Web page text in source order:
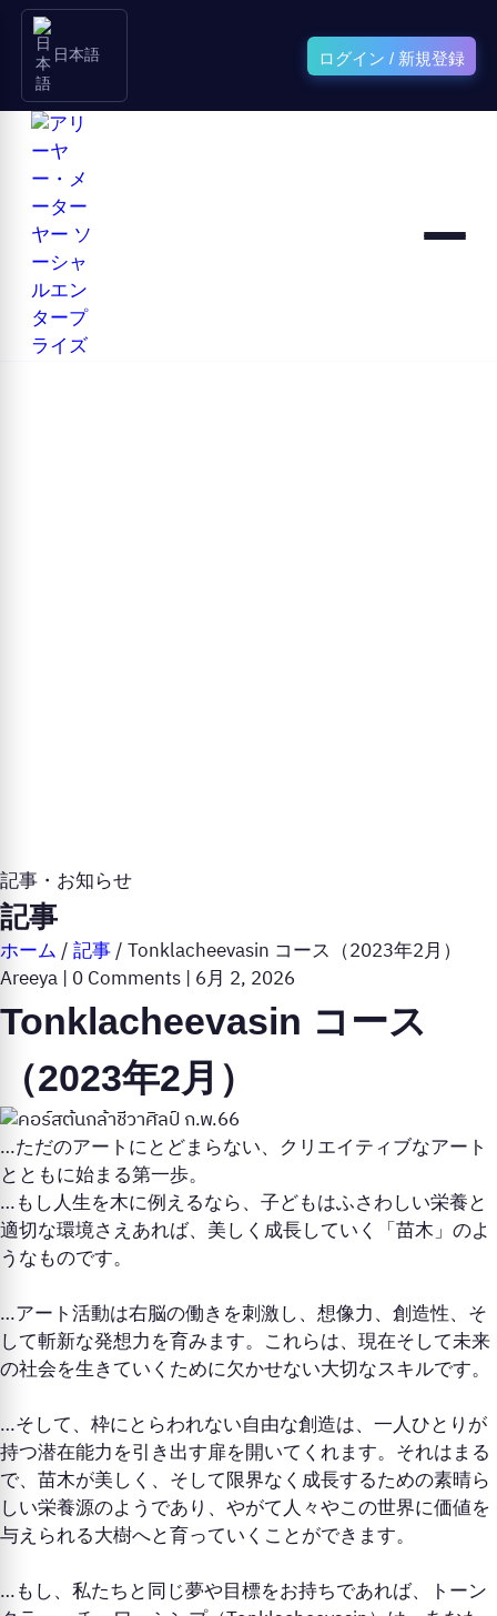
日本語 ログイン / 新規登録
記事・お知らせ
記事
ホーム/記事/Tonklacheevasin コース（2023年2月）
Areeya | 0 Comments | 6月 2, 2026
Tonklacheevasin コース
（2023年2月）
…ただのアートにとどまらない、クリエイティブなアート
とともに始まる第一歩。
…もし人生を木に例えるなら、子どもはふさわしい栄養と
適切な環境さえあれば、美しく成長していく「苗木」のよ
うなものです。
…アート活動は右脳の働きを刺激し、想像力、創造性、そ
して斬新な発想力を育みます。これらは、現在そして未来
の社会を生きていくために欠かせない大切なスキルです。
…そして、枠にとらわれない自由な創造は、一人ひとりが
持つ潜在能力を引き出す扉を開いてくれます。それはまる
で、苗木が美しく、そして限界なく成長するための素晴ら
しい栄養源のようであり、やがて人々やこの世界に価値を
与えられる大樹へと育っていくことができます。
…もし、私たちと同じ夢や目標をお持ちであれば、トーン